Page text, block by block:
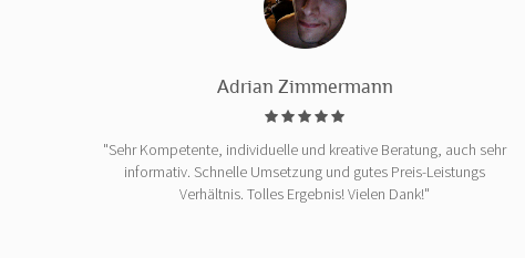
Adrian Zimmermann
"Sehr Kompetente, individuelle und kreative Beratung, auch sehr
informativ. Schnelle Umsetzung und gutes Preis-Leistungs
Verhältnis. Tolles Ergebnis! Vielen Dank!"